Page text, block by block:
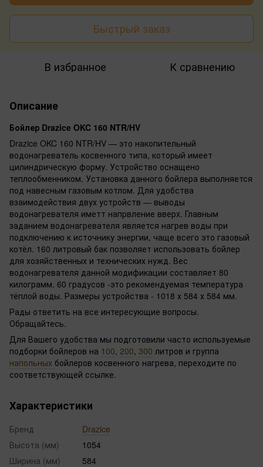
Быстрый заказ
В избранное К сравнению
Описание
Бойлер Drazice OKC 160 NTR/HV
Drazice OKC 160 NTR/HV — это накопительный
водонагреватель косвенного типа, который имеет
цилиндрическую форму. Устройство оснащено
теплообменником. Установка данного бойлера выполняется
под навесным газовым котлом. Для удобства
взаимодействия двух устройств — выводы
водонагревателя иметт напрвление вверх. Главным
заданием водонагревателя является нагрев воды при
подключению к источнику энергии, чаще всего это газовый
котёл. 160 литровый бак позволяет использовать бойлер
для хозяйственных и технических нужд. Вес
водонагревателя данной модификации составляет 80
килограмм. 60 градусов -это рекомендуемая температура
тёплой воды. Размеры устройства - 1018 х 584 х 584 мм.
Рады ответить на все интересующие вопросы.
Обращайтесь.
Для Вашего удобства мы подготовили часто используемые
подборки бойлеров на 100, 200, 300 литров и группа
напольных бойлеров косвенного нагрева, переходите по
соответствующей ссылке.
Характеристики
Бренд
Drazice
Высота (мм)
1054
Ширина (мм)
584